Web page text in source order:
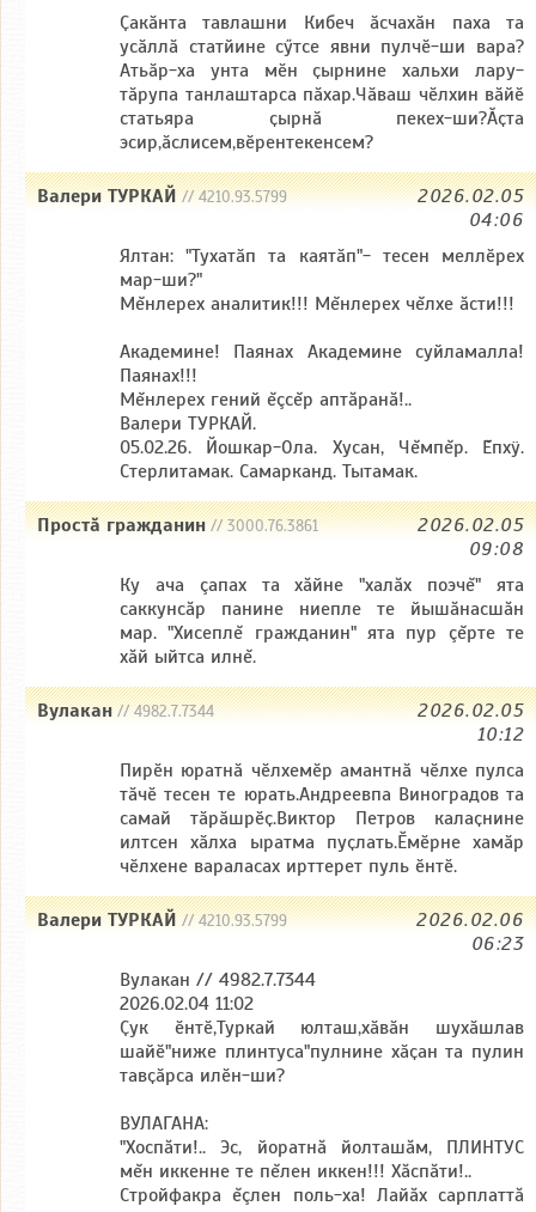
Ҫакӑнта тавлашни Кибеч ӑсчахӑн паха та
усӑллӑ статйине сӳтсе явни пулчӗ-ши вара?
Атьӑр-ха унта мӗн ҫырнине хальхи лару-
тӑрупа танлаштарса пӑхар.Чӑваш чӗлхин вӑйӗ
статьяра ҫырнӑ пекех-ши?Ӑҫта
эсир,ӑслисем,вӗрентекенсем?
Валери ТУРКАЙ// 4210.93.5799
2026.02.05
04:06
Ялтан: "Тухатӑп та каятӑп"- тесен меллӗрех
мар-ши?"
Мĕнлерех аналитик!!! Мĕнлерех чĕлхе ăсти!!!
Академине! Паянах Академине суйламалла!
Паянах!!!
Мĕнлерех гений ĕçсĕр аптăранă!..
Валери ТУРКАЙ.
05.02.26. Йошкар-Ола. Хусан, Чĕмпĕр. Ĕпхÿ.
Стерлитамак. Самарканд. Тытамак.
Простă гражданин// 3000.76.3861
2026.02.05
09:08
Ку ача çапах та хăйне "халăх поэчĕ" ята
саккунсăр панине ниепле те йышăнасшăн
мар. "Хисеплĕ гражданин" ята пур çĕрте те
хăй ыйтса илнĕ.
Вулакан// 4982.7.7344
2026.02.05
10:12
Пирӗн юратнӑ чӗлхемӗр амантнӑ чӗлхе пулса
тӑчӗ тесен те юрать.Андреевпа Виноградов та
самай тӑрӑшрӗҫ.Виктор Петров калаҫнине
илтсен хӑлха ыратма пуҫлать.Ӗмӗрне хамӑр
чӗлхене вараласах ирттерет пуль ӗнтӗ.
Валери ТУРКАЙ// 4210.93.5799
2026.02.06
06:23
Вулакан // 4982.7.7344
2026.02.04 11:02
Ҫук ӗнтӗ,Туркай юлташ,хӑвӑн шухӑшлав
шайӗ"ниже плинтуса"пулнине хӑҫан та пулин
тавҫӑрса илӗн-ши?
ВУЛАГАНА:
"Хоспăти!.. Эс, йоратнă йолташăм, ПЛИНТУС
мĕн иккенне те пĕлен иккен!!! Хăспăти!..
Стройфакра ĕçлен поль-ха! Лайăх сарплаттă